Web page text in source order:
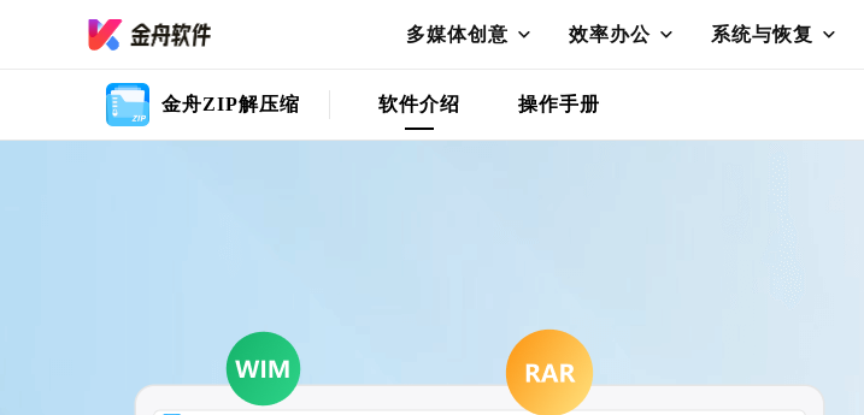
多媒体创意 效率办公 系统与恢复
金舟ZIP解压缩 软件介绍 操作手册